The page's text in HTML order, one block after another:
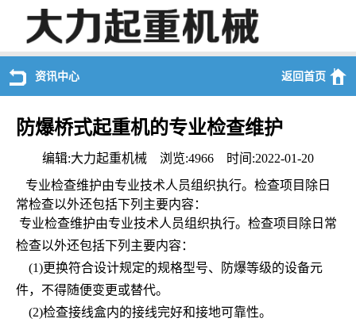
资讯中心 返回首页
防爆桥式起重机的专业检查维护
编辑:大力起重机械 浏览:4966 时间:2022-01-20
专业检查维护由专业技术人员组织执行。检查项目除日
常检查以外还包括下列主要内容：
专业检查维护由专业技术人员组织执行。检查项目除日常
检查以外还包括下列主要内容：
(1)更换符合设计规定的规格型号、防爆等级的设备元
件，不得随便变更或替代。
(2)检查接线盒内的接线完好和接地可靠性。